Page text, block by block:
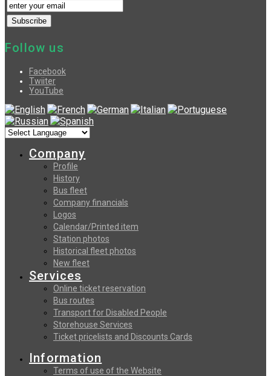
Follow us
Facebook
Twiiter
YouTube
Company
Profile
History
Bus fleet
Company financials
Logos
Calendar/Printed item
Station photos
Historical fleet photos
New fleet
Services
Online ticket reservation
Bus routes
Transport for Disabled People
Storehouse Services
Ticket pricelists and Discounts Cards
Information
Terms of use of the Website